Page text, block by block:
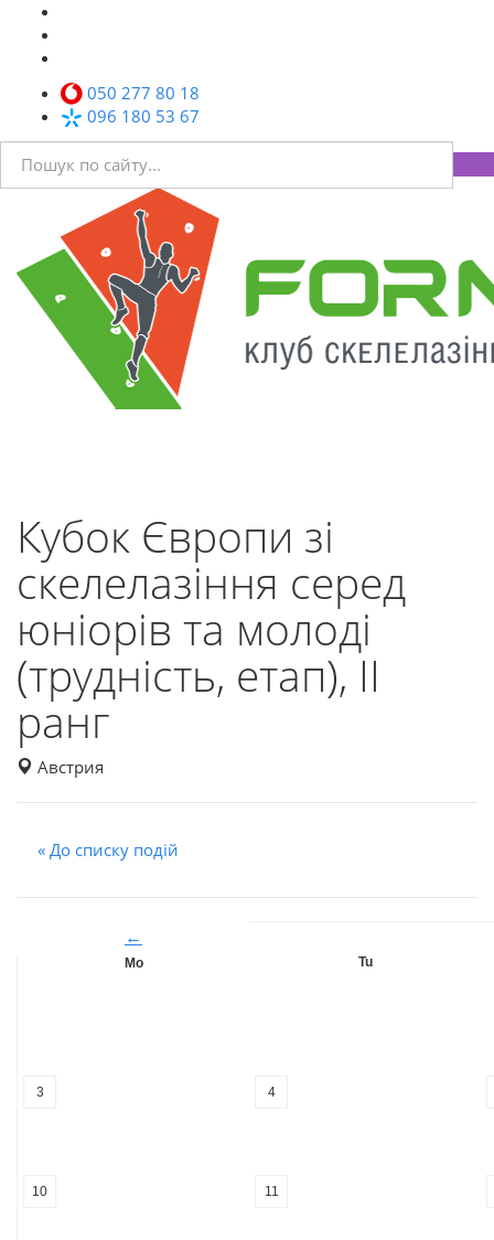
050 277 80 18
096 180 53 67
Кубок Європи зі
скелелазіння серед
юніорів та молоді
(трудність, етап), II
ранг
Австрия
« До списку подій
←
Mo Tu
3 4
10 11